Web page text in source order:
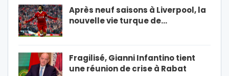
Après neuf saisons à Liverpool, la
nouvelle vie turque de…
Fragilisé, Gianni Infantino tient
une réunion de crise à Rabat